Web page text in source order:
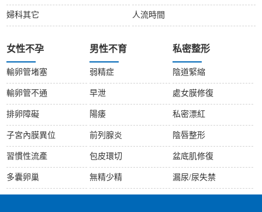
婦科其它 人流時間
女性不孕
輸卵管堵塞
輸卵管不通
排卵障礙
子宮內膜異位
習慣性流產
多囊卵巢
男性不育
弱精症
早泄
陽痿
前列腺炎
包皮環切
無精少精
私密整形
陰道緊縮
處女膜修復
私密漂紅
陰唇整形
盆底肌修復
漏尿/尿失禁